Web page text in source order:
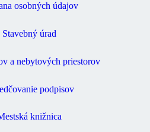
osobných údajov
Stavebný úrad
a nebytových priestorov
podpisov
knižnica